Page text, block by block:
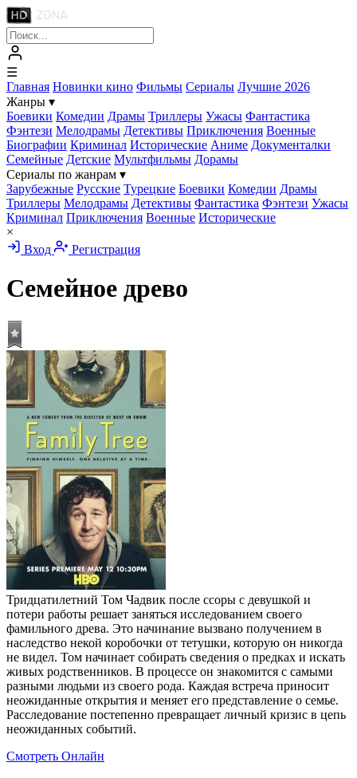
☰
Главная Новинки кино Фильмы Сериалы Лучшие 2026
Жанры ▾
Боевики Комедии Драмы Триллеры Ужасы Фантастика
Фэнтези Мелодрамы Детективы Приключения Военные
Биографии Криминал Исторические Аниме Документалки
Семейные Детские Мультфильмы Дорамы
Сериалы по жанрам ▾
Зарубежные Русские Турецкие Боевики Комедии Драмы
Триллеры Мелодрамы Детективы Фантастика Фэнтези Ужасы
Криминал Приключения Военные Исторические
×
Вход
Регистрация
Семейное древо
Тридцатилетний Том Чадвик после ссоры с девушкой и
потери работы решает заняться исследованием своего
фамильного древа. Это начинание вызвано получением в
наследство некой коробочки от тетушки, которую он никогда
не видел. Том начинает собирать сведения о предках и искать
живых родственников. В процессе он знакомится с самыми
разными людьми из своего рода. Каждая встреча приносит
неожиданные открытия и меняет его представление о семье.
Расследование постепенно превращает личный кризис в цепь
неожиданных событий.
Смотреть Онлайн